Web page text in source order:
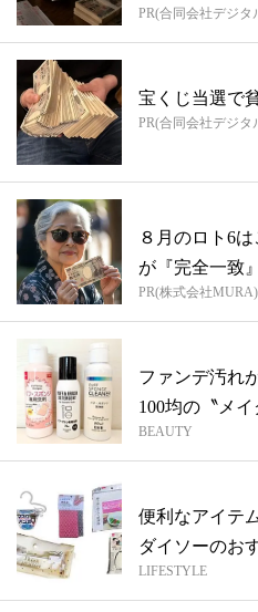
PR(合同会社デジタ
宝くじ当選で
PR(合同会社デジタ
８月のロト6
が『完全一致
PR(株式会社MURA)
ファンデ汚れ
100均の〝メ
BEAUTY
便利なアイテ
ダイソーのお
LIFESTYLE